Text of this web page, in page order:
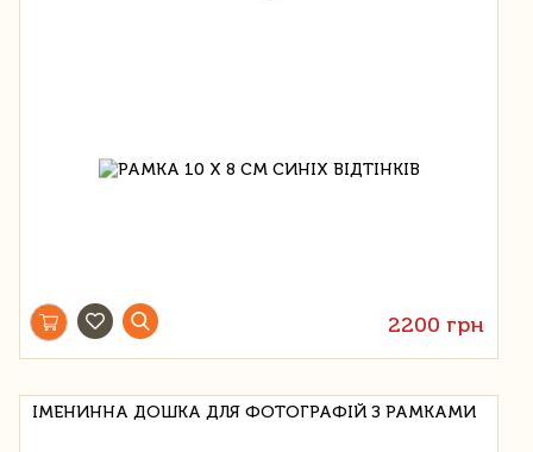
2200 грн
ІМЕНИННА ДОШКА ДЛЯ ФОТОГРАФІЙ З РАМКАМИ